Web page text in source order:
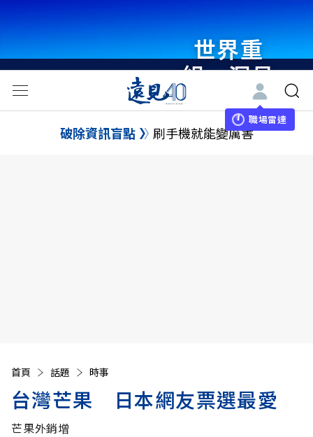
世界重
組・洞見
未來 與
世界領袖
職場雷達
破除資訊盲點 刷手機就能變厲害
首頁 話題 時事
台灣芒果 日本網友票選最愛
芒果外銷增